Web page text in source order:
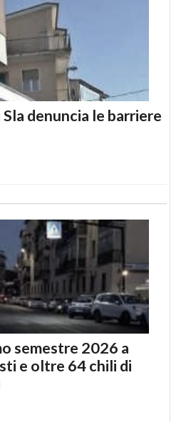
denuncia le barriere
semestre 2026 a
e oltre 64 chili di